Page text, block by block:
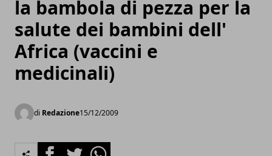
la bambola di pezza per la
salute dei bambini dell'
Africa (vaccini e
medicinali)
di Redazione15/12/2009
FacebookTwitterWhatsapp